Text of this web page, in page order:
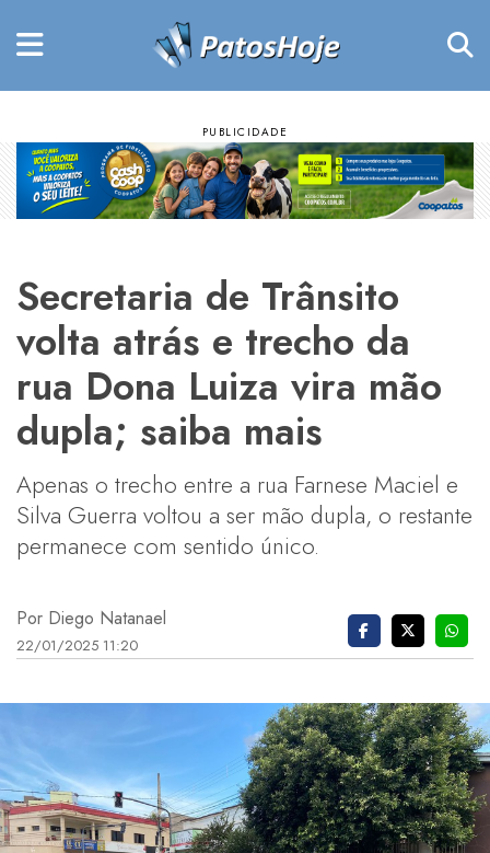
Secretaria de Trânsito
volta atrás e trecho da
rua Dona Luiza vira mão
dupla; saiba mais
Apenas o trecho entre a rua Farnese Maciel e
Silva Guerra voltou a ser mão dupla, o restante
permanece com sentido único.
Por Diego Natanael
22/01/2025 11:20